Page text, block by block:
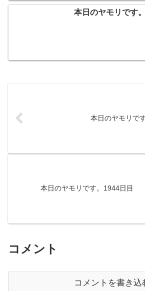
本日のヤモリです
本日のヤモリで
本日のヤモリです。1944日目
コメント
コメントを書き込